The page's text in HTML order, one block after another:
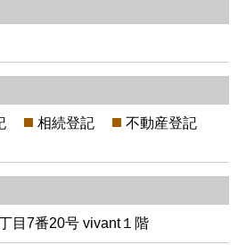
相続登記
不動産登記
目7番20号 vivant１階